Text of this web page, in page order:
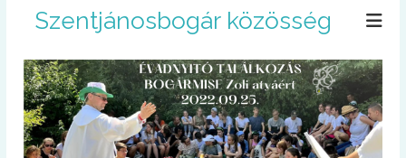
Szentjánosbogár közösség